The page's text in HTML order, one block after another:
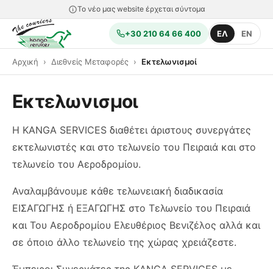
Το νέο μας website έρχεται σύντομα
+30 210 64 66 400 ΕΛ EN
Αρχική Διεθνείς Μεταφορές Εκτελωνισμοί
Εκτελωνισμοι
Η KANGA SERVICES διαθέτει άριστους συνεργάτες
εκτελωνιστές και στο τελωνείο του Πειραιά και στο
τελωνείο του Αεροδρομίου.
Αναλαμβάνουμε κάθε τελωνειακή διαδικασία
ΕΙΣΑΓΩΓΗΣ ή ΕΞΑΓΩΓΗΣ στο Τελωνείο του Πειραιά
και Του Αεροδρομίου Ελευθέριος Βενιζέλος αλλά και
σε όποιο άλλο τελωνείο της χώρας χρειάζεστε.